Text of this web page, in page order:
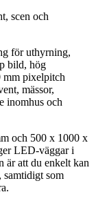
scen och
för uthyrning,
bild, hög
mm pixelpitch
mässor,
inomhus och
och 500 x 1000 x
LED-väggar i
är att du enkelt kan
samtidigt som